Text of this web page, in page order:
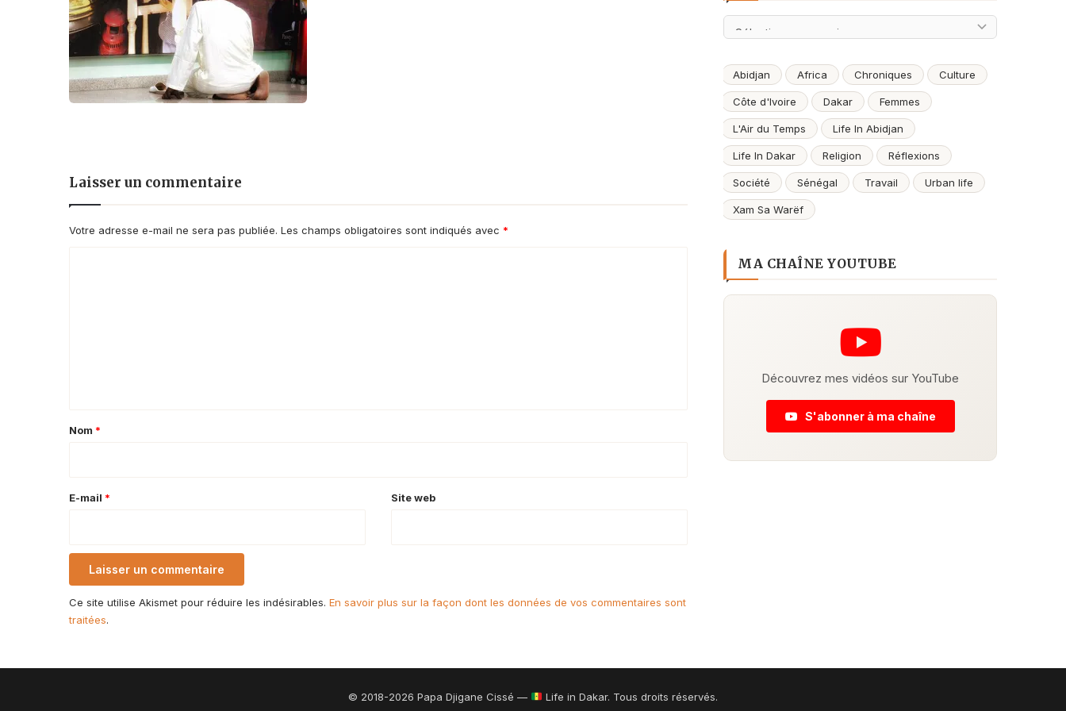
Laisser un commentaire
Votre adresse e-mail ne sera pas publiée. Les champs obligatoires sont indiqués avec *
a
e
Nom *
E-mail * Site web
Ce site utilise Akismet pour réduire les indésirables. En savoir plus sur la façon dont les données de vos commentaires sont
traitées.
Archives
Abidjan Africa Chroniques Culture
Côte d'Ivoire Dakar Femmes
L'Air du Temps Life In Abidjan
Life In Dakar Religion Réflexions
Société Sénégal Travail Urban life
Xam Sa Warëf
MA CHAÎNE YOUTUBE
Découvrez mes vidéos sur YouTube
S'abonner à ma chaîne
© 2018-2026 Papa Djigane Cissé — Life in Dakar. Tous droits réservés.